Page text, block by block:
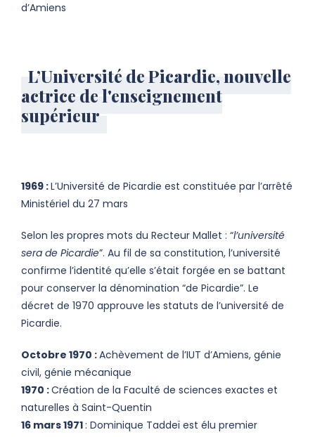
d’Amiens
L’Université de Picardie, nouvelle
actrice de l'enseignement
supérieur
1969 :L’Université de Picardie est constituée par l’arrêté
Ministériel du 27 mars
Selon les propres mots du Recteur Mallet : “l’université
sera de Picardie”. Au fil de sa constitution, l’université
confirme l’identité qu’elle s’était forgée en se battant
pour conserver la dénomination “de Picardie”. Le
décret de 1970 approuve les statuts de l’université de
Picardie.
Octobre 1970 :Achèvement de l’IUT d’Amiens, génie
civil, génie mécanique
1970 :Création de la Faculté de sciences exactes et
naturelles à Saint-Quentin
16 mars 1971: Dominique Taddeï est élu premier